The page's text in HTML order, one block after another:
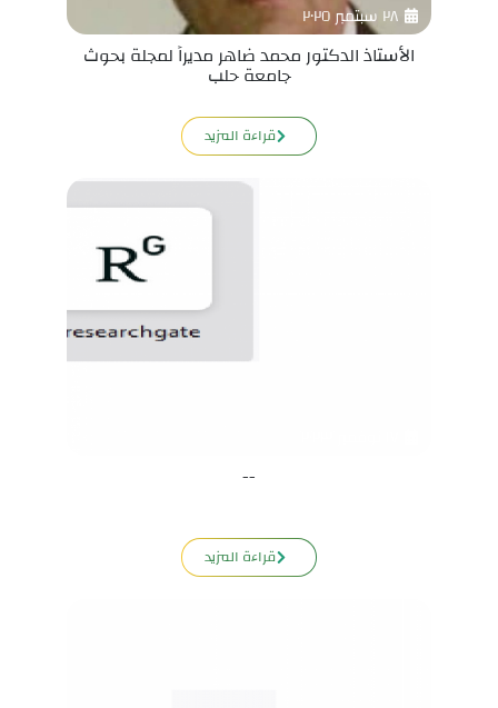
الأستاذ الدكتور محمد ضاهر مديراً لمجلة بحوث
جامعة حلب
قراءة المزيد
--
قراءة المزيد